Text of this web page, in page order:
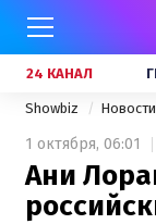
24 КАНАЛ
Showbiz
1 октября, 06:01
Ани